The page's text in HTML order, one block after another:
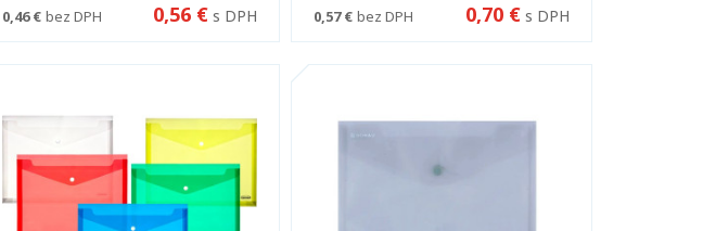
0,46 € bez DPH 0,56 € s DPH 0,57 € bez DPH 0,70 € s DPH